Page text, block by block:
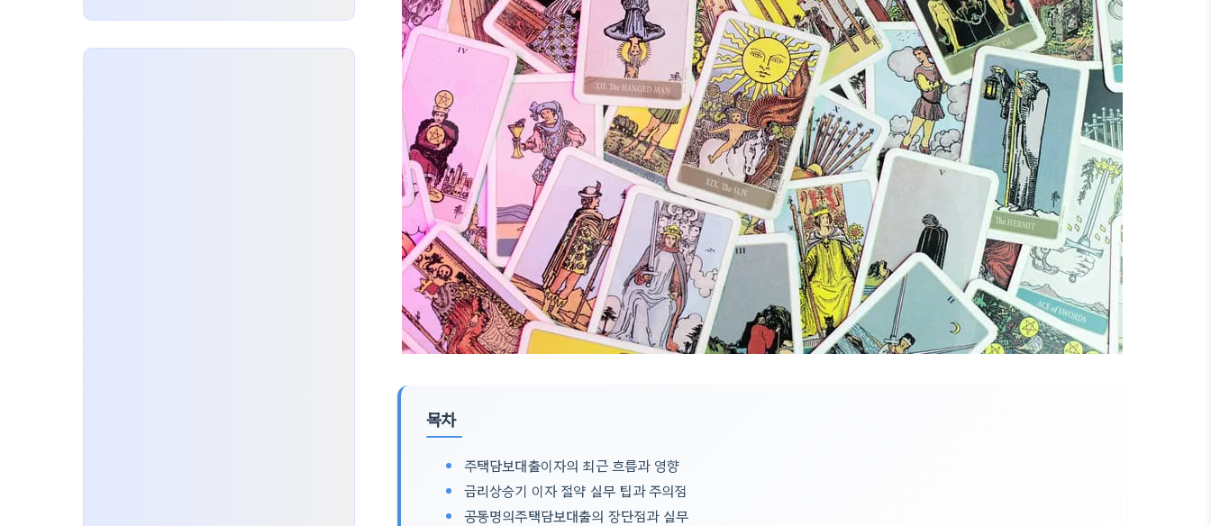
목차
주택담보대출이자의 최근 흐름과 영향
금리상승기 이자 절약 실무 팁과 주의점
공동명의주택담보대출의 장단점과 실무